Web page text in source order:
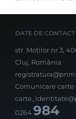
DATE DE CONTACT
str. Moților nr.3,
Cluj, România
Comunicare
0264984